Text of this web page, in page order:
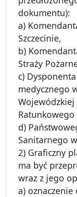
dokumentu):
a)
Szczecinie,
b)
Straży
c)
medycznego
Ratunkowego
d)
Sanitarnego
2) Graficzny
ma być
wraz z jego
a)